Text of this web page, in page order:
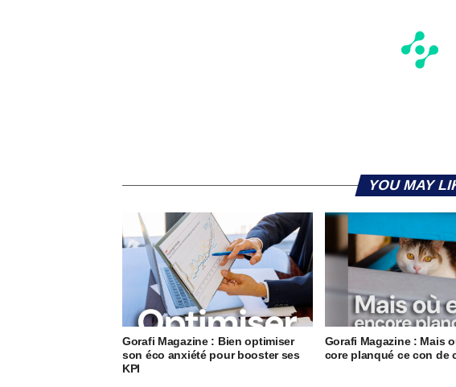
YOU MAY
Gorafi Magazine : Bien optimiser
son éco anxiété pour booster ses
KPI
Gorafi Magazine : Mais
core planqué ce con de